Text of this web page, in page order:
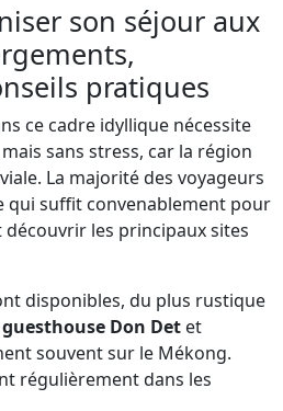
son séjour aux
pratiques
ce cadre idyllique nécessite
sans stress, car la région
La majorité des voyageurs
qui suffit convenablement pour
découvrir les principaux sites
disponibles, du plus rustique
guesthouse Don Det et
souvent sur le Mékong.
régulièrement dans les